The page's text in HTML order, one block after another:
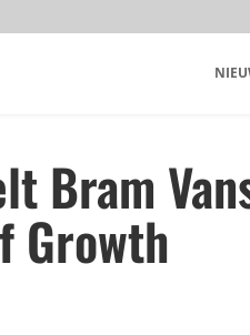
Bram
Growth